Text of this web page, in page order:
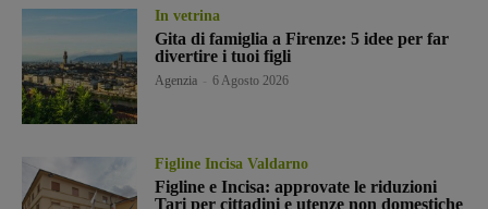
In vetrina
Gita di famiglia a Firenze: 5 idee per far
divertire i tuoi figli
Agenzia 6 Agosto 2026
Figline Incisa Valdarno
Figline e Incisa: approvate le riduzioni
Tari per cittadini e utenze non domestiche